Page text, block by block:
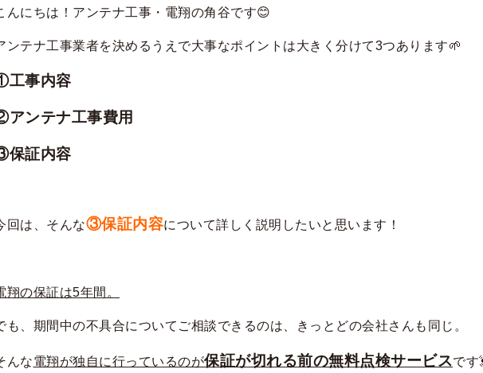
んにちは！アンテナ工事・電翔の角谷です😊
ンテナ工事業者を決めるうえで大事なポイントは大きく分けて3つあります🌱
工事内容
ンテナ工事費用
保証内容
回は、そんな③保証内容について詳しく説明したいと思います！
翔の保証は5年間。
も、期間中の不具合についてご相談できるのは、きっとどの会社さんも同じ。
んな電翔が独自に行っているのが保証が切れる前の無料点検サービスです